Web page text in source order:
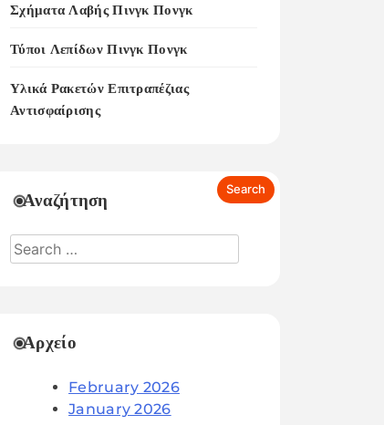
Σχήματα Λαβής Πινγκ Πονγκ
Τύποι Λεπίδων Πινγκ Πονγκ
Υλικά Ρακετών Επιτραπέζιας
Αντισφαίρισης
Αναζήτηση
Αρχείο
February 2026
January 2026